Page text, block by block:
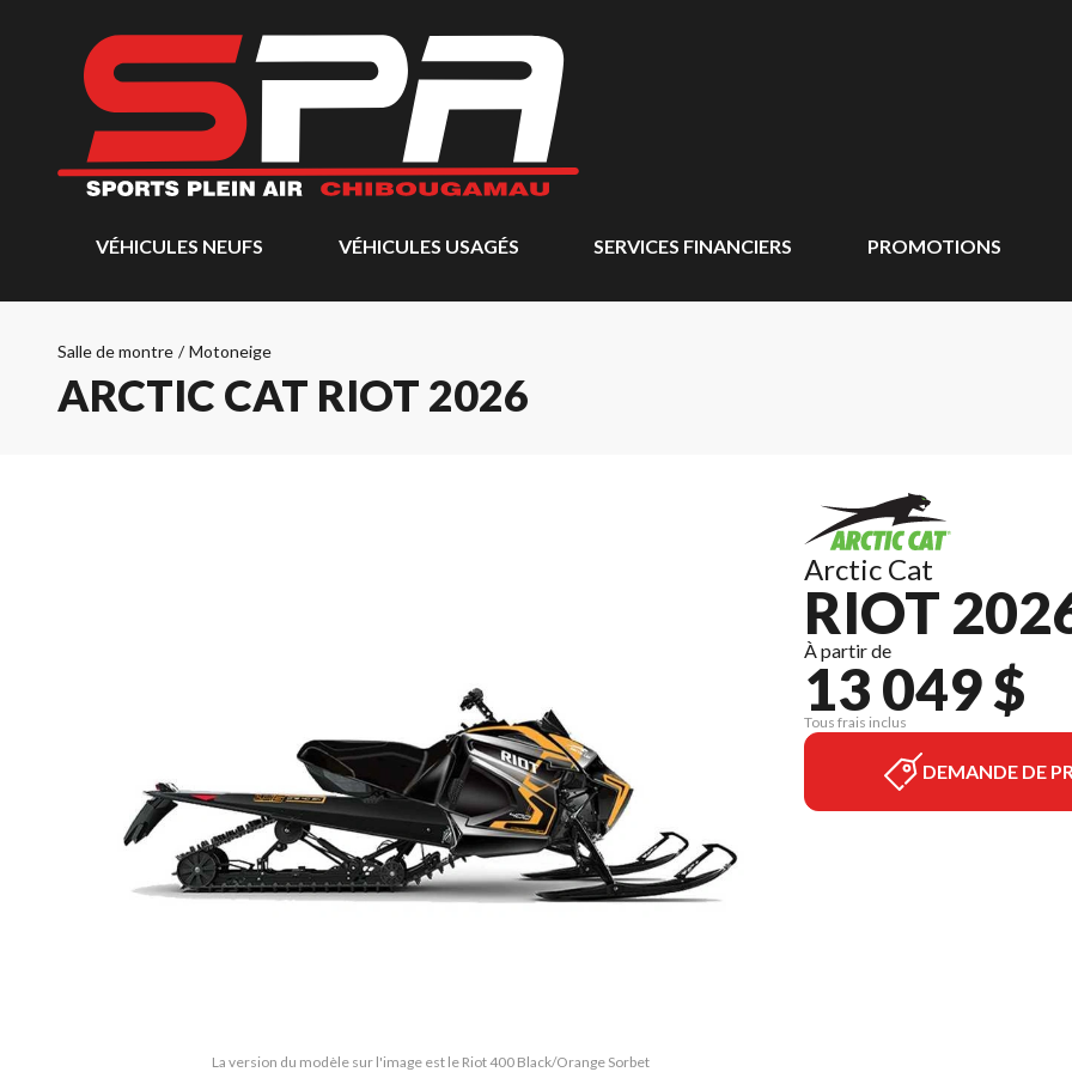
VÉHICULES NEUFS VÉHICULES USAGÉS SERVICES FINANCIERS PROMOTIONS
Salle de montre / Motoneige
ARCTIC CAT RIOT 2026
La version du modèle sur l'image est le Riot 400 Black/Orange Sorbet
Arctic Cat
RIOT
À partir de
13 049 $
Tous frais inclus
DEMANDE DE